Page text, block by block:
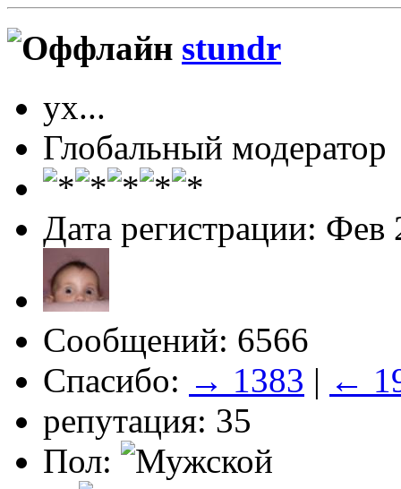
stundr
ух...
Глобальный модератор
Дата регистрации: Фев
Сообщений: 6566
Спасибо: → 1383 | ←
репутация: 35
Пол: